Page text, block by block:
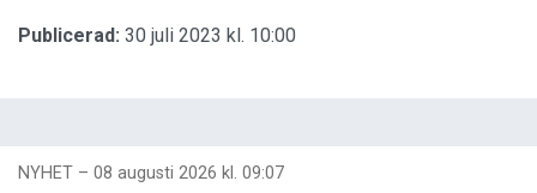
Publicerad: 30 juli 2023 kl. 10:00
NYHET – 08 augusti 2026 kl. 09:07